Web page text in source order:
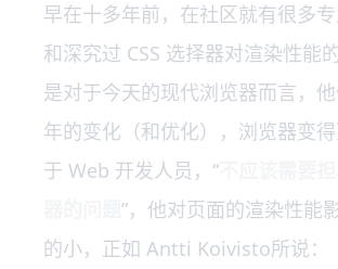
早在十多年前，在社区就有很多
和深究过 CSS 选择器对渲染性能
是对于今天的现代浏览器而言，
年的变化（和优化），浏览器变
于 Web 开发人员，“
”，他对页面的渲染性能
的小，正如 Antti Koivisto所说：